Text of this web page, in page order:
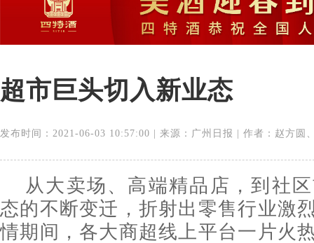
超市巨头切入新业态
发布时间：2021-06-03 10:57:00 | 来源：广州日报 | 作者：赵方圆
从大卖场、高端精品店，到社
态的不断变迁，折射出零售行业激
情期间，各大商超线上平台一片火